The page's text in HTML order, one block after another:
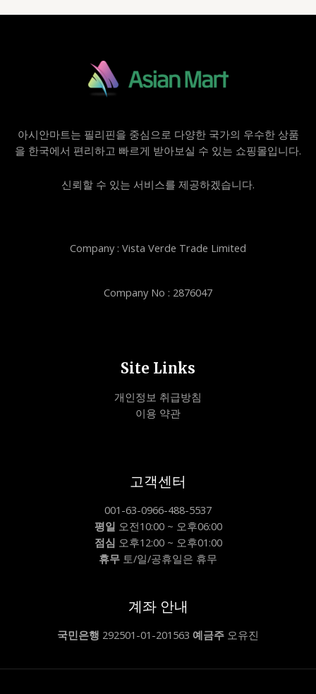
아시안마트는 필리핀을 중심으로 다양한 국가의 우수한 상품
을 한국에서 편리하고 빠르게 받아보실 수 있는 쇼핑몰입니다.
신뢰할 수 있는 서비스를 제공하겠습니다.
Company : Vista Verde Trade Limited
Company No : 2876047
Site Links
개인정보 취급방침
이용 약관
고객센터
001-63-0966-488-5537
평일 오전10:00 ~ 오후06:00
점심 오후12:00 ~ 오후01:00
휴무 토/일/공휴일은 휴무
계좌 안내
국민은행 292501-01-201563 예금주 오유진